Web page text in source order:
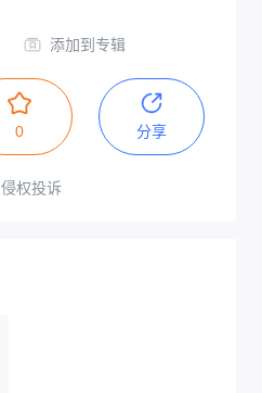
添加到专辑
0 分享
侵权投诉